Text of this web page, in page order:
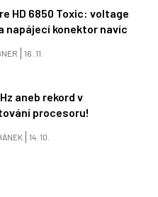
HD 6850 Toxic: voltage
napájecí konektor navíc
16. 11.
aneb rekord v
procesoru!
14. 10.